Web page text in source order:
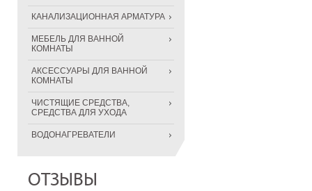
КАНАЛИЗАЦИОННАЯ АРМАТУРА
МЕБЕЛЬ ДЛЯ ВАННОЙ
КОМНАТЫ
АКСЕССУАРЫ ДЛЯ ВАННОЙ
КОМНАТЫ
ЧИСТЯЩИЕ СРЕДСТВА,
СРЕДСТВА ДЛЯ УХОДА
ВОДОНАГРЕВАТЕЛИ
ОТЗЫВЫ